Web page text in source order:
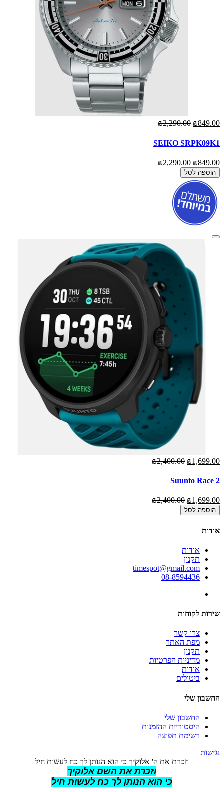
₪849.00
₪2,290.00
SEIKO SRPK09K1
₪849.00
₪2,290.00
הוספה לסל
₪1,699.00
₪2,400.00
Suunto Race 2
₪1,699.00
₪2,400.00
הוספה לסל
אודות
אודות
תקנון
timespot@gmail.com
08-8594436
שירות לקוחות
צרו קשר
מפת האתר
תקנון
מדיניות הפרטיות
אודות
ביטולים
החשבון שלי
החשבון שלי
היסטוריית ההזמנות
רשימת תפוצה
נגישות
וזכרת את ה' אלוקיך כי הוא הנותן לך כח לעשות חיל
וזכרת את השם אלוקיך
כי הוא הנותן לך כח לעשות חיל